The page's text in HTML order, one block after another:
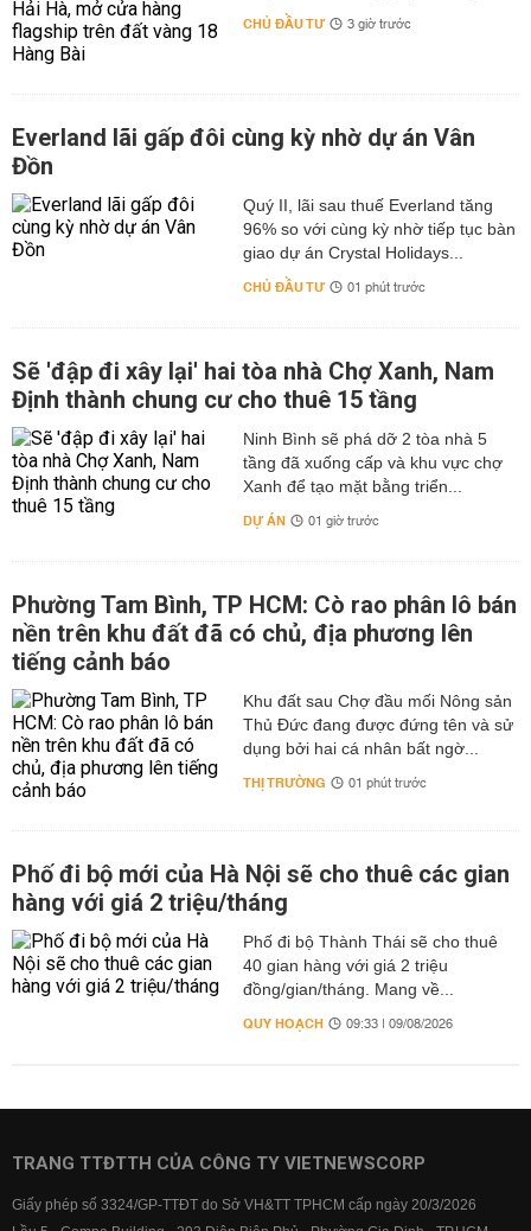
CHỦ ĐẦU TƯ 3 giờ trước
Everland lãi gấp đôi cùng kỳ nhờ dự án Vân
Đồn
Quý II, lãi sau thuế Everland tăng
96% so với cùng kỳ nhờ tiếp tục bàn
giao dự án Crystal Holidays...
CHỦ ĐẦU TƯ 01 phút trước
Sẽ 'đập đi xây lại' hai tòa nhà Chợ Xanh, Nam
Định thành chung cư cho thuê 15 tầng
Ninh Bình sẽ phá dỡ 2 tòa nhà 5
tầng đã xuống cấp và khu vực chợ
Xanh để tạo mặt bằng triển...
DỰ ÁN 01 giờ trước
Phường Tam Bình, TP HCM: Cò rao phân lô bán
nền trên khu đất đã có chủ, địa phương lên
tiếng cảnh báo
Khu đất sau Chợ đầu mối Nông sản
Thủ Đức đang được đứng tên và sử
dụng bởi hai cá nhân bất ngờ...
THỊ TRƯỜNG 01 phút trước
Phố đi bộ mới của Hà Nội sẽ cho thuê các gian
hàng với giá 2 triệu/tháng
Phố đi bộ Thành Thái sẽ cho thuê
40 gian hàng với giá 2 triệu
đồng/gian/tháng. Mang về...
QUY HOẠCH 09:33 | 09/08/2026
TRANG TTĐTTH CỦA CÔNG TY VIETNEWSCORP
Giấy phép số 3324/GP-TTĐT do Sở VH&TT TPHCM cấp ngày 20/3/2026